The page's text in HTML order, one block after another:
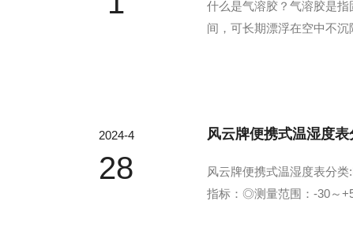
什么是气溶胶？气溶胶是
间，可长期漂浮在空中不
2024-4
28
风云牌便携式温湿度表
风云牌便携式温湿度表分
指标：◎测量范围：-30～